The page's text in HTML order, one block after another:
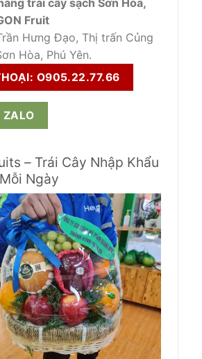
trái cây sạch Sơn Hòa,
Fruit
Hưng Đạo, Thị trấn Củng
Hòa, Phú Yên.
O905.22.77.66
ZALO
– Trái Cây Nhập Khẩu
Ngày